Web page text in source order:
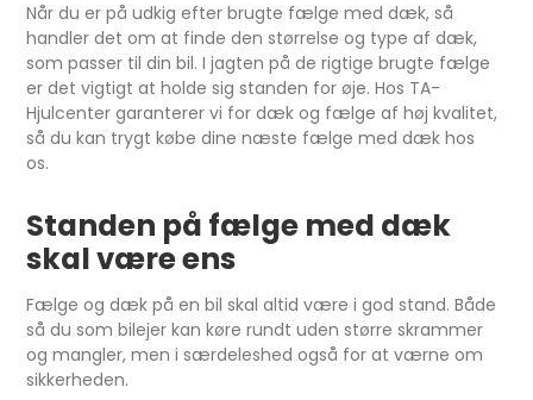
Når du er på udkig efter brugte fælge med dæk, så
handler det om at finde den størrelse og type af dæk,
som passer til din bil. I jagten på de rigtige brugte fælge
er det vigtigt at holde sig standen for øje. Hos TA-
Hjulcenter garanterer vi for dæk og fælge af høj kvalitet,
så du kan trygt købe dine næste fælge med dæk hos
os.
Standen på fælge med dæk
skal være ens
Fælge og dæk på en bil skal altid være i god stand. Både
så du som bilejer kan køre rundt uden større skrammer
og mangler, men i særdeleshed også for at værne om
sikkerheden.